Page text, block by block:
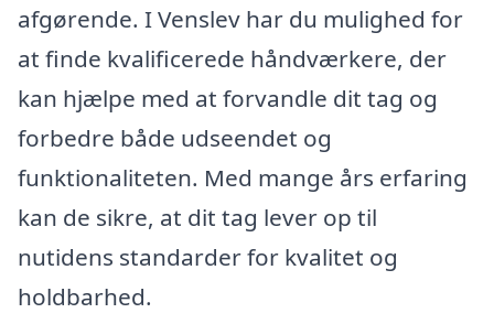
afgørende. I Venslev har du mulighed for
at finde kvalificerede håndværkere, der
kan hjælpe med at forvandle dit tag og
forbedre både udseendet og
funktionaliteten. Med mange års erfaring
kan de sikre, at dit tag lever op til
nutidens standarder for kvalitet og
holdbarhed.